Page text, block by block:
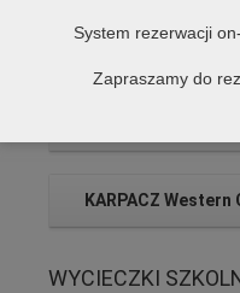
MALTA -
KARPACZ
WYCIECZKI
System rezerwacji
Zapraszamy do